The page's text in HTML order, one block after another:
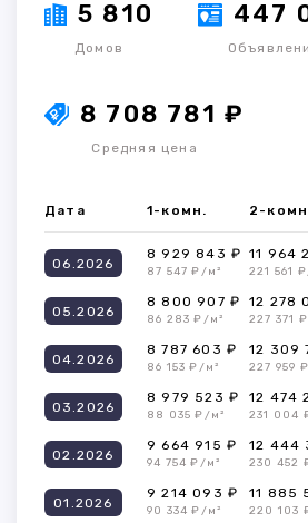
5 810
Домов
447
8 708 781 ₽
Средняя цена
Дата 1-комн. 2-
06.2026
8 929 843 ₽
87 547 ₽/м²
11 964
221 561
05.2026
8 800 907 ₽
86 283 ₽/м²
12 278
227 371
04.2026
8 787 603 ₽
86 153 ₽/м²
12 309
227 959
03.2026
8 979 523 ₽
88 035 ₽/м²
12 474
231 004
02.2026
9 664 915 ₽
94 754 ₽/м²
12 444
230 452
01.2026
9 214 093 ₽
90 334 ₽/м²
11 885
220 103